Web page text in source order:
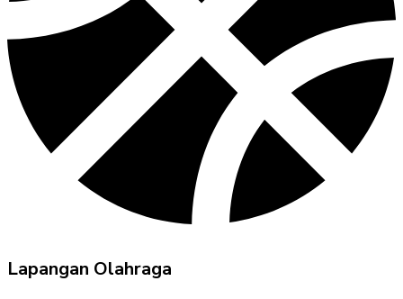
Lapangan Olahraga